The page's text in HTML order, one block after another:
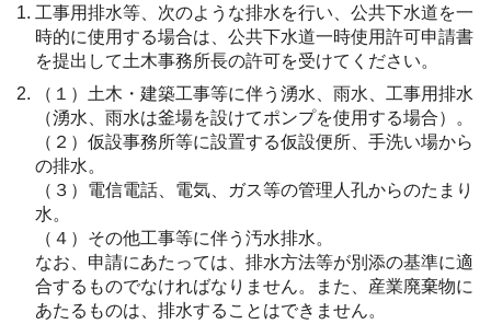
工事用排水等、次のような排水を行い、公共下水道を一
時的に使用する場合は、公共下水道一時使用許可申請書
を提出して土木事務所長の許可を受けてください。
（１）土木・建築工事等に伴う湧水、雨水、工事用排水
（湧水、雨水は釜場を設けてポンプを使用する場合）。
（２）仮設事務所等に設置する仮設便所、手洗い場から
の排水。
（３）電信電話、電気、ガス等の管理人孔からのたまり
水。
（４）その他工事等に伴う汚水排水。
なお、申請にあたっては、排水方法等が別添の基準に適
合するものでなければなりません。また、産業廃棄物に
あたるものは、排水することはできません。